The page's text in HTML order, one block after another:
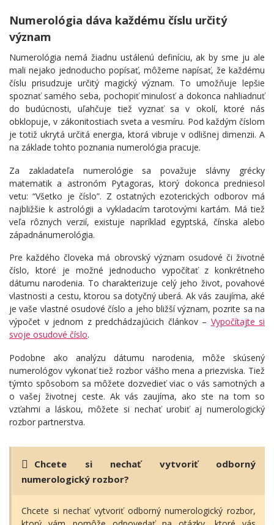
Numerológia dáva každému číslu určitý
význam
Numerológia nemá žiadnu ustálenú definíciu, ak by sme ju ale
mali nejako jednoducho popísať, môžeme napísať, že každému
číslu prisudzuje určitý magický význam. To umožňuje lepšie
spoznať samého seba, pochopiť minulosť a dokonca nahliadnuť
do budúcnosti, uľahčuje tiež vyznať sa v okolí, ktoré nás
obklopuje, v zákonitostiach sveta a vesmíru. Pod každým číslom
je totiž ukrytá určitá energia, ktorá vibruje v odlišnej dimenzii. A
na základe tohto poznania numerológia pracuje.
Za zakladateľa numerológie sa považuje slávny grécky
matematik a astronóm Pytagoras, ktorý dokonca predniesol
vetu: “Všetko je číslo”. Z ostatných ezoterických odborov má
najbližšie k astrológii a vykladacím tarotovými kartám. Má tiež
veľa rôznych verzií, existuje napríklad egyptská, čínska alebo
západnánumerológia.
Pre každého človeka má obrovský význam osudové či životné
číslo, ktoré je možné jednoducho vypočítať z konkrétneho
dátumu narodenia. To charakterizuje celý jeho život, povahové
vlastnosti a cestu, ktorou sa dotyčný uberá. Ak vás zaujíma, aké
je vaše vlastné osudové číslo a jeho bližší význam, pozrite sa na
výpočet v jednom z predchádzajúcich článkov – Vypočítajte si
svoje osudové číslo.
Podobne ako analýzu dátumu narodenia, môže skúsený
numerológov vykonať tiež rozbor vášho mena a priezviska. Tiež
týmto spôsobom sa môžete dozvedieť viac o vás samotných a
o vašej životnej ceste. Ak vás zaujíma, ako ste na tom so
vzťahmi a láskou, môžete si nechať urobiť aj numerologický
rozbor partnerstva.
Chcete si nechať vytvoriť odborný
numerologický rozbor?
Chcete si nechať vytvoriť odborný numerologický rozbor,